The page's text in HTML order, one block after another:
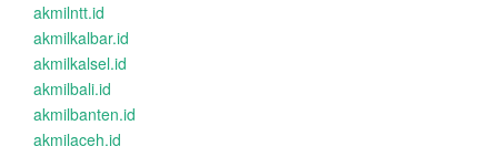
akmilntt.id
akmilkalbar.id
akmilkalsel.id
akmilbali.id
akmilbanten.id
akmilaceh.id